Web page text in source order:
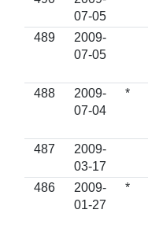
07-05
489
2009-
07-05
488
2009-
07-04
*
487
2009-
03-17
486
2009-
01-27
*